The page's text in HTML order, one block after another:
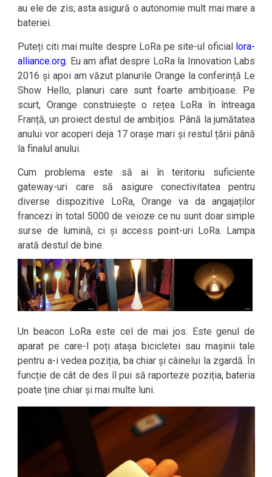
au ele de zis; asta asigură o autonomie mult mai mare a
bateriei.
Puteți citi mai multe despre LoRa pe site-ul oficial lora-
alliance.org. Eu am aflat despre LoRa la Innovation Labs
2016 și apoi am văzut planurile Orange la conferință Le
Show Hello, planuri care sunt foarte ambițioase. Pe
scurt, Orange construiește o rețea LoRa în întreaga
Franță, un proiect destul de ambițios. Până la jumătatea
anului vor acoperi deja 17 orașe mari și restul țării până
la finalul anului.
Cum problema este să ai în teritoriu suficiente
gateway-uri care să asigure conectivitatea pentru
diverse dispozitive LoRa, Orange va da angajaților
francezi în total 5000 de veioze ce nu sunt doar simple
surse de lumină, ci și access point-uri LoRa. Lampa
arată destul de bine.
Un beacon LoRa este cel de mai jos. Este genul de
aparat pe care-l poți atașa bicicletei sau mașinii tale
pentru a-i vedea poziția, ba chiar și câinelui la zgardă. În
funcție de cât de des îl pui să raporteze poziția, bateria
poate ține chiar și mai multe luni.